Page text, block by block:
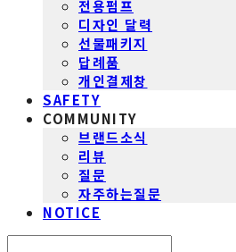
전용펌프
디자인 달력
선물패키지
답례품
개인결제창
SAFETY
COMMUNITY
브랜드소식
리뷰
질문
자주하는질문
NOTICE